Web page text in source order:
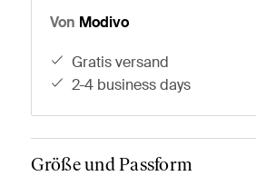
Von Modivo
gratis versand
2-4 business days
Größe und Passform